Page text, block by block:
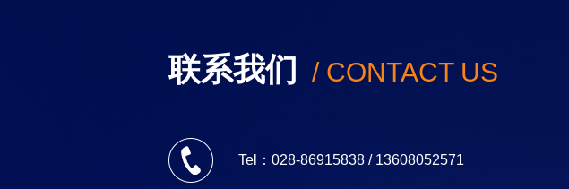
联系我们 / CONTACT US
Tel：028-86915838 / 13608052571